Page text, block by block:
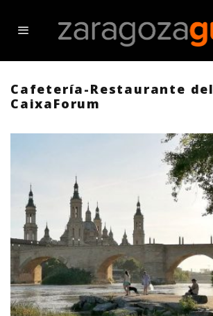
Cafetería-Restaurante del
CaixaForum